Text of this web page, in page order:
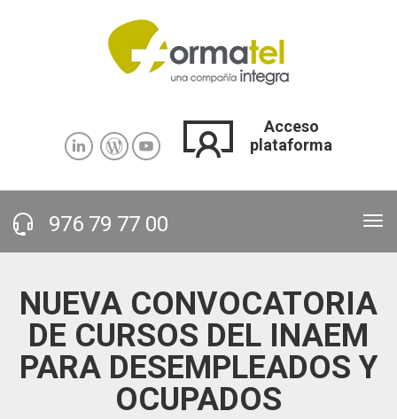
Acceso
plataforma
976 79 77 00
NUEVA CONVOCATORIA
DE CURSOS DEL INAEM
PARA DESEMPLEADOS Y
OCUPADOS